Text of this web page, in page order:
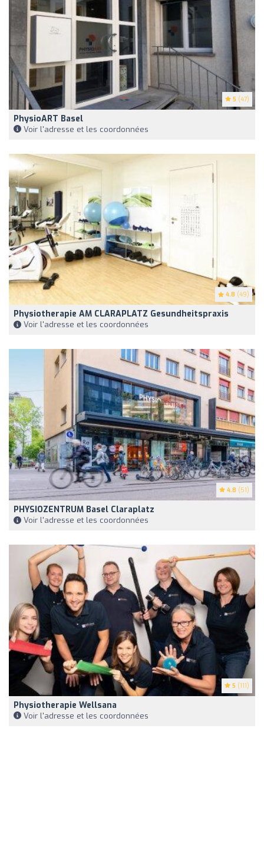
5 (47)
PhysioART Basel
Voir l'adresse et les coordonnées
4.8 (49)
Physiotherapie AM CLARAPLATZ Gesundheitspraxis
Voir l'adresse et les coordonnées
4.8 (51)
PHYSIOZENTRUM Basel Claraplatz
Voir l'adresse et les coordonnées
5 (111)
Physiotherapie Wellsana
Voir l'adresse et les coordonnées